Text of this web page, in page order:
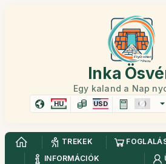
Inka
Egy kaland a Nap
HU USD
TREKEK
INFORMÁCIÓK